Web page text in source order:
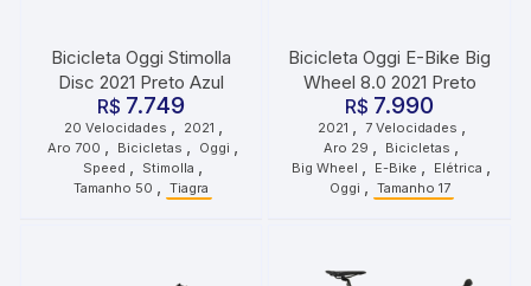
Bicicleta Oggi Stimolla
Disc 2021 Preto Azul
R$ 7.749
20 Velocidades 2021
Aro 700 Bicicletas Oggi
Speed Stimolla
Tamanho 50 Tiagra
Bicicleta Oggi E-Bike Big
Wheel 8.0 2021 Preto
R$ 7.990
2021 7 Velocidades
Aro 29 Bicicletas
Big Wheel E-Bike Elétrica
Oggi Tamanho 17